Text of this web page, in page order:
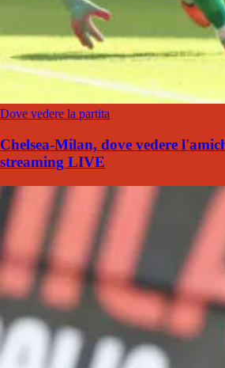
Dove vedere la partita
Chelsea-Milan, dove vedere
streaming LIVE